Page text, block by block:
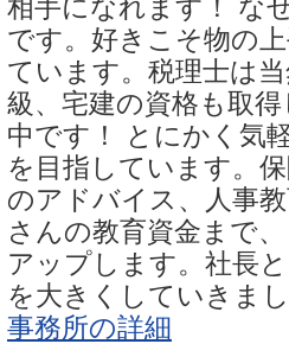
相手になれます！ な
です。好きこそ物の
ています。税理士は
級、宅建の資格も取
中です！ とにかく気
を目指しています。
のアドバイス、人事
さんの教育資金まで
アップします。社長
を大きくしていきま
事務所の詳細